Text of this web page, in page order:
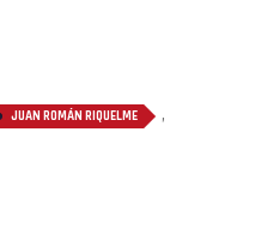
JUAN ROMÁN RIQUELME ,